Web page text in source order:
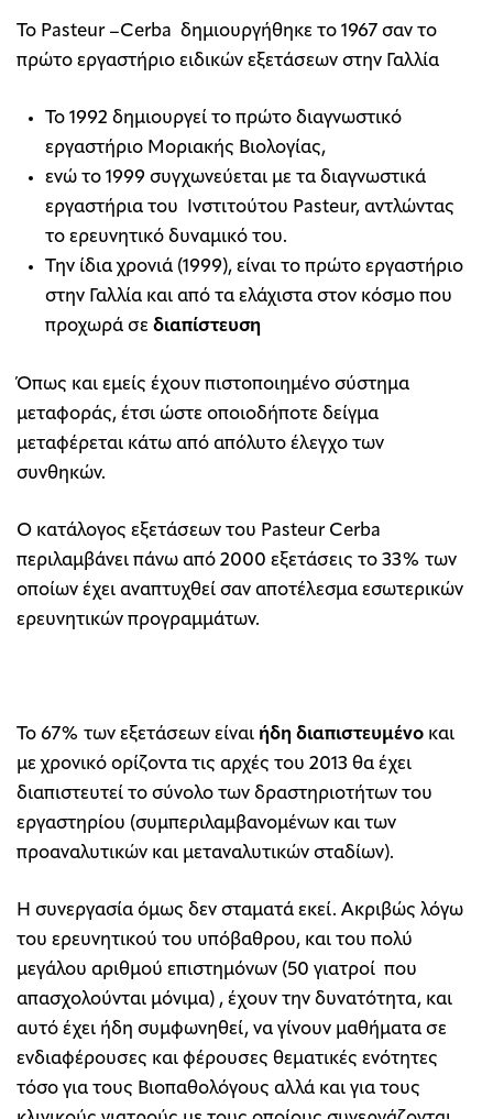
Το Pasteur –Cerba δημιουργήθηκε το 1967 σαν το
πρώτο εργαστήριο ειδικών εξετάσεων στην Γαλλία
Το 1992 δημιουργεί το πρώτο διαγνωστικό
εργαστήριο Μοριακής Βιολογίας,
ενώ το 1999 συγχωνεύεται με τα διαγνωστικά
εργαστήρια του Ινστιτούτου Pasteur, αντλώντας
το ερευνητικό δυναμικό του.
Την ίδια χρονιά (1999), είναι το πρώτο εργαστήριο
στην Γαλλία και από τα ελάχιστα στον κόσμο που
προχωρά σε διαπίστευση
Όπως και εμείς έχουν πιστοποιημένο σύστημα
μεταφοράς, έτσι ώστε οποιοδήποτε δείγμα
μεταφέρεται κάτω από απόλυτο έλεγχο των
συνθηκών.
Ο κατάλογος εξετάσεων του Pasteur Cerba
περιλαμβάνει πάνω από 2000 εξετάσεις το 33% των
οποίων έχει αναπτυχθεί σαν αποτέλεσμα εσωτερικών
ερευνητικών προγραμμάτων.
Το 67% των εξετάσεων είναι ήδη διαπιστευμένο και
με χρονικό ορίζοντα τις αρχές του 2013 θα έχει
διαπιστευτεί το σύνολο των δραστηριοτήτων του
εργαστηρίου (συμπεριλαμβανομένων και των
προαναλυτικών και μεταναλυτικών σταδίων).
Η συνεργασία όμως δεν σταματά εκεί. Ακριβώς λόγω
του ερευνητικού του υπόβαθρου, και του πολύ
μεγάλου αριθμού επιστημόνων (50 γιατροί που
απασχολούνται μόνιμα) , έχουν την δυνατότητα, και
αυτό έχει ήδη συμφωνηθεί, να γίνουν μαθήματα σε
ενδιαφέρουσες και φέρουσες θεματικές ενότητες
τόσο για τους Βιοπαθολόγους αλλά και για τους